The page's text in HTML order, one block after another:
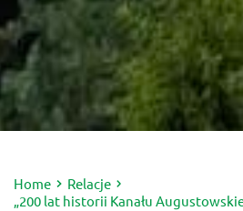
Home
Relacje
„200 lat historii Kanału